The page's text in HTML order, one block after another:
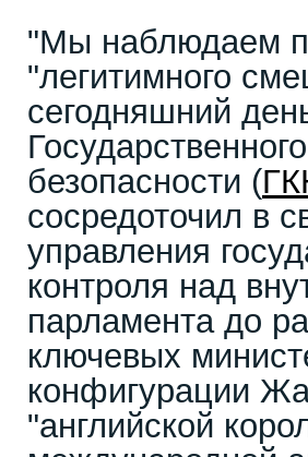
"Мы наблюдаем
"легитимного
сегодняшний
безопасности (
сосредоточил в
управления
контроля над
парламента до
ключевых
конфигурации
"английской